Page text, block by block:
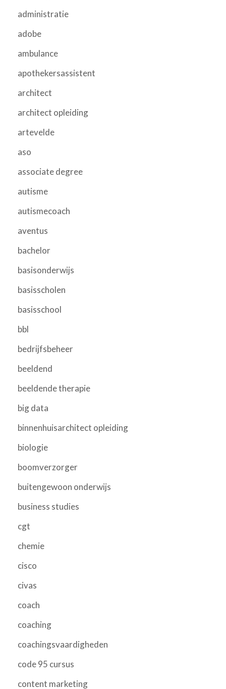
administratie
adobe
ambulance
apothekersassistent
architect
architect opleiding
artevelde
aso
associate degree
autisme
autismecoach
aventus
bachelor
basisonderwijs
basisscholen
basisschool
bbl
bedrijfsbeheer
beeldend
beeldende therapie
big data
binnenhuisarchitect opleiding
biologie
boomverzorger
buitengewoon onderwijs
business studies
cgt
chemie
cisco
civas
coach
coaching
coachingsvaardigheden
code 95 cursus
content marketing